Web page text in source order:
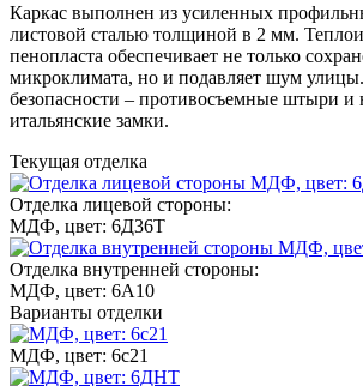
Каркас выполнен из усиленных
листовой сталью толщиной в 2 мм.
пенопласта обеспечивает не только
микроклимата, но и подавляет шум
безопасности – противосъемные штыри и
итальянские замки.
Текущая отделка
Отделка лицевой стороны:
МДФ, цвет: 6Д36Т
Отделка внутренней стороны:
МДФ, цвет: 6А10
Варианты отделки
МДФ, цвет: 6с21